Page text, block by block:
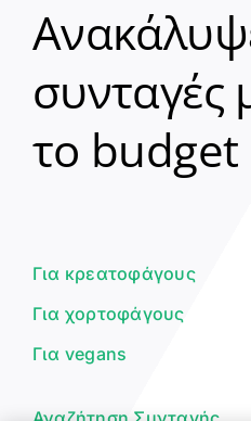
συνταγές
το
Για κρεατοφάγους
Για χορτοφάγους
Για vegans